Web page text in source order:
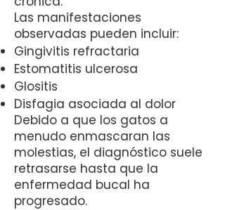
Las manifestaciones
observadas pueden incluir:
Gingivitis refractaria
Estomatitis ulcerosa
Glositis
Disfagia asociada al dolor
Debido a que los gatos a
menudo enmascaran las
molestias, el diagnóstico suele
retrasarse hasta que la
enfermedad bucal ha
progresado.